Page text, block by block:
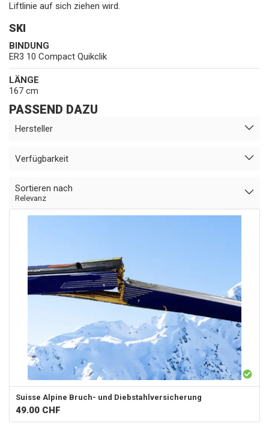
Liftlinie auf sich ziehen wird.
SKI
BINDUNG
ER3 10 Compact Quikclik
LÄNGE
167 cm
PASSEND DAZU
Hersteller
Verfügbarkeit
Sortieren nach
Relevanz
Suisse Alpine Bruch- und Diebstahlversicherung
49.00 CHF